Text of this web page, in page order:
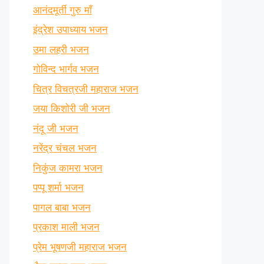
आनंदमूर्ती गुरु माँ
इंद्रेश उपाध्याय भजन
उमा लहरी भजन
गोविन्द भार्गव भजन
चित्र विचत्रजी महाराज भजन
जया किशोरी जी भजन
नंदू जी भजन
नरेंद्र चंचल भजन
निकुंज कामरा भजन
पप्पू शर्मा भजन
पागल बाबा भजन
प्रकाश माली भजन
प्रेम भूषणजी महाराज भजन